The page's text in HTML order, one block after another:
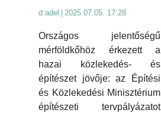
d.adel 2025.07.05. 17:28
Országos jelentőségű
mérföldkőhöz érkezett a
hazai közlekedés- és
építészet jövője: az Építési
és Közlekedési Minisztérium
építészeti tervpályázatot